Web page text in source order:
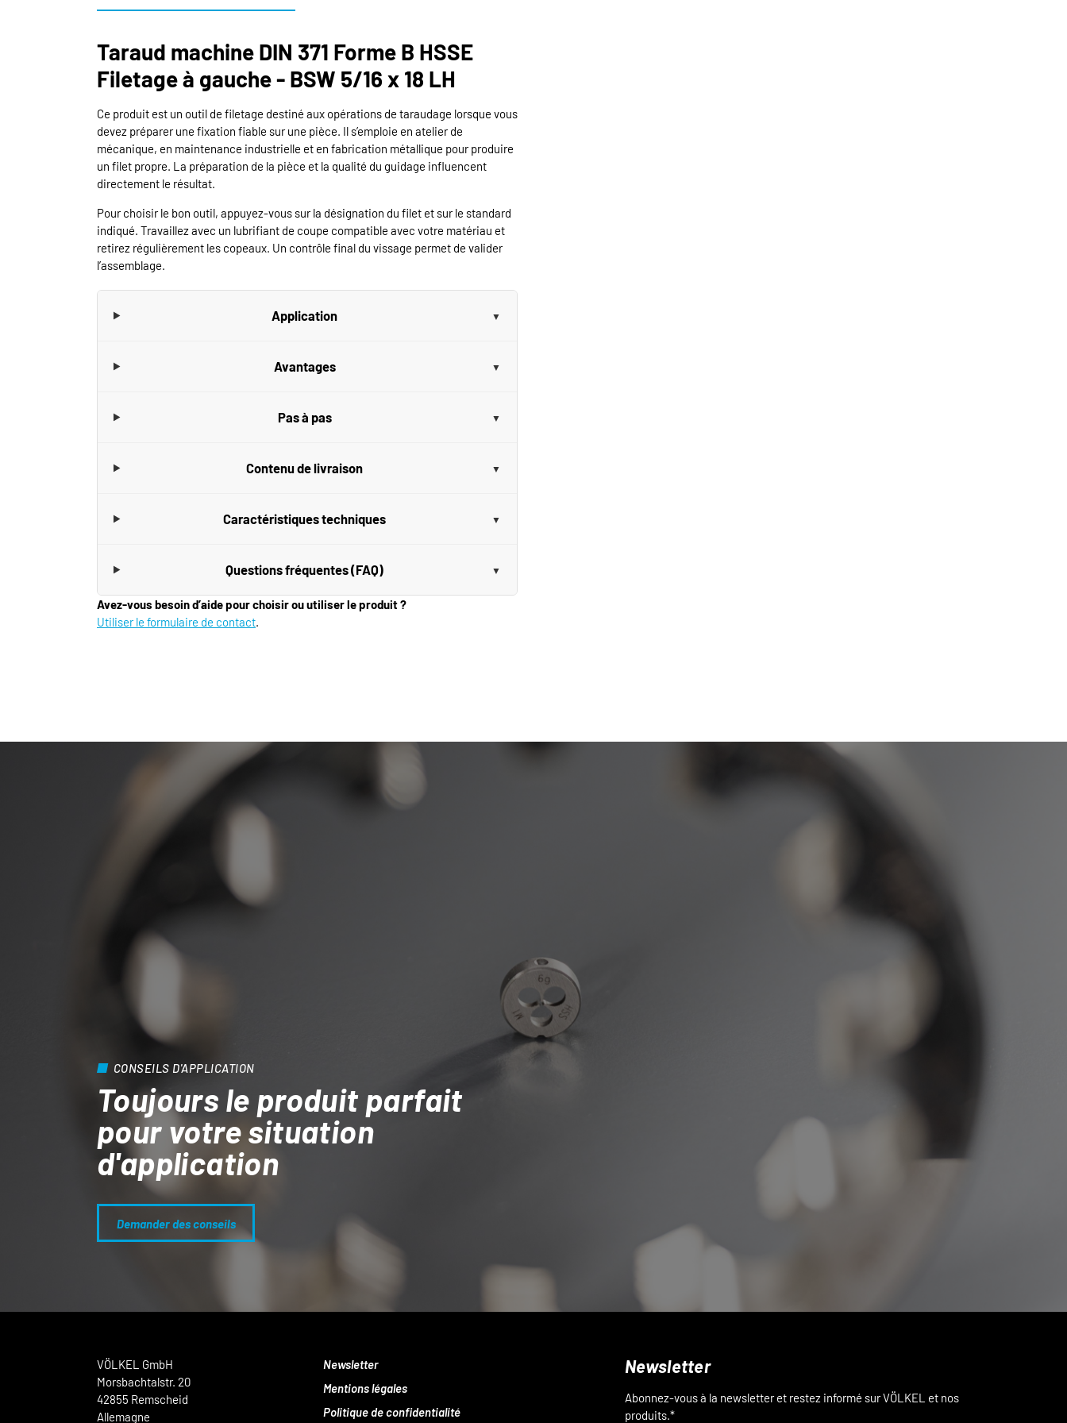
Taraud machine DIN 371 Forme B HSSE
Filetage à gauche - BSW 5/16 x 18 LH
Ce produit est un outil de filetage destiné aux opérations de taraudage lorsque vous
devez préparer une fixation fiable sur une pièce. Il s’emploie en atelier de
mécanique, en maintenance industrielle et en fabrication métallique pour produire
un filet propre. La préparation de la pièce et la qualité du guidage influencent
directement le résultat.
Pour choisir le bon outil, appuyez-vous sur la désignation du filet et sur le standard
indiqué. Travaillez avec un lubrifiant de coupe compatible avec votre matériau et
retirez régulièrement les copeaux. Un contrôle final du vissage permet de valider
l’assemblage.
Application
Avantages
Pas à pas
Contenu de livraison
Caractéristiques techniques
Questions fréquentes (FAQ)
Avez-vous besoin d’aide pour choisir ou utiliser le produit ?
Utiliser le formulaire de contact.
CONSEILS D'APPLICATION
Toujours le produit parfait
pour votre situation
d'application
Demander des conseils
VÖLKEL GmbH
Morsbachtalstr. 20
42855 Remscheid
Allemagne
Newsletter
Mentions légales
Politique de confidentialité
Newsletter
Abonnez-vous à la newsletter et restez informé sur VÖLKEL et nos
produits.*